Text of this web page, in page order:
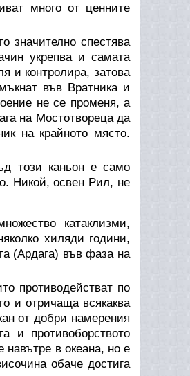
много от ценните
значително спестява
укрепва и самата
и контролира, затова
във Вратника и
не се променя, а
на Мостотвореца да
на крайното място.
този каньон е само
Никой, освен Рил, не
катаклизми,
хиляди години,
(Ардага) във фаза на
противодействат по
и отричаща всякаква
от добри намерения
и противоборството
в океана, но е
обаче достига